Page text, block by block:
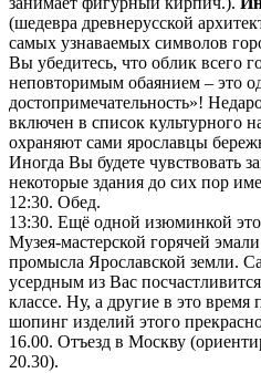
(шедевра древнерусской
самых узнаваемых символов
Вы убедитесь, что облик всего
неповторимым обаянием – это
достопримечательность»!
включен в список
охраняют сами ярославцы
Иногда Вы будете чувствовать
некоторые здания до сих пор
12:30. Обед.
13:30. Ещё одной изюминкой
Музея-мастерской горячей эмали
промысла Ярославской земли.
усердным из Вас
классе. Ну, а другие в это время
шопинг изделий этого
16.00. Отъезд в Москву
20.30).